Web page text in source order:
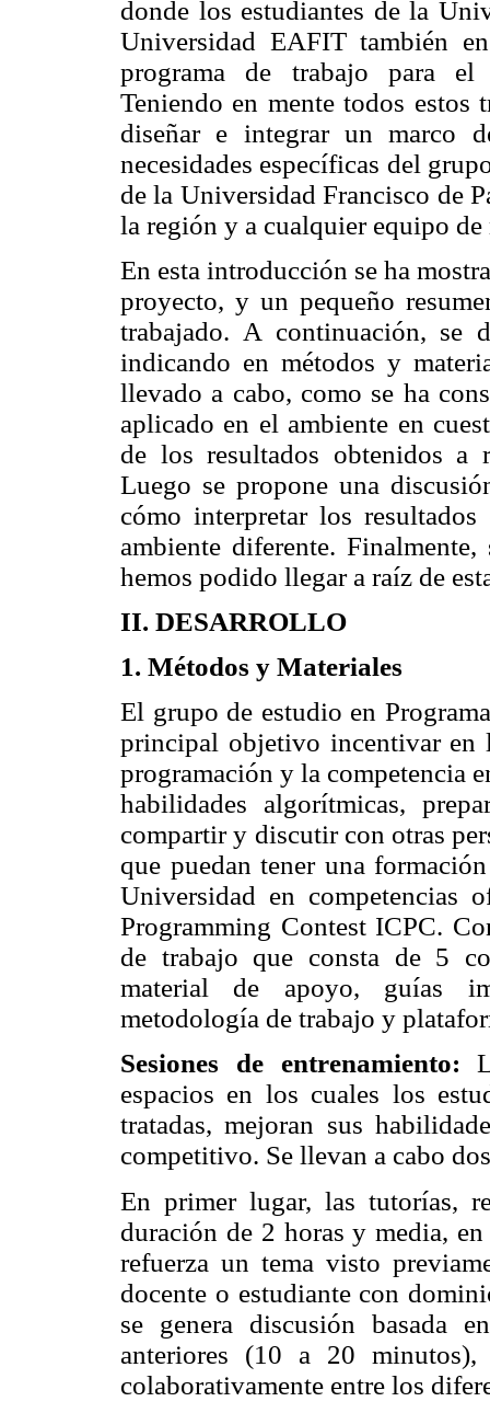
donde los estudiantes de la
Universidad EAFIT también
programa de trabajo para el
Teniendo en mente todos estos
diseñar e integrar un marco
necesidades específicas del
de la Universidad Francisco de
la región y a cualquier equipo
En esta introducción se ha
proyecto, y un pequeño
trabajado. A continuación, se
indicando en métodos y
llevado a cabo, como se ha
aplicado en el ambiente en
de los resultados obtenidos a
Luego se propone una
cómo interpretar los
ambiente diferente.
hemos podido llegar a raíz de
II. DESARROLLO
1. Métodos y Materiales
El grupo de estudio en
principal objetivo incentivar en
programación y la competencia
habilidades algorítmicas,
compartir y discutir con otras
que puedan tener una
Universidad en competencias
Programming Contest ICPC.
de trabajo que consta de 5
material de apoyo, guías
metodología de trabajo y
Sesiones de entrenamiento:
espacios en los cuales los
tratadas, mejoran sus
competitivo. Se llevan a cabo
En primer lugar, las tutorías,
duración de 2 horas y media,
refuerza un tema visto
docente o estudiante con
se genera discusión basada
anteriores (10 a 20
colaborativamente entre los